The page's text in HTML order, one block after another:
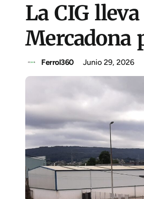
La CIG
Mercadona
Ferrol360 Junio 29, 2026